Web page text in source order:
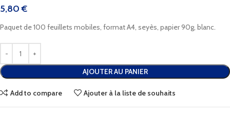
5,80€
Paquet de 100 feuillets mobiles, format A4, seyès, papier 90g, blanc.
AJOUTER AU PANIER
Add to compare Ajouter à la liste de souhaits